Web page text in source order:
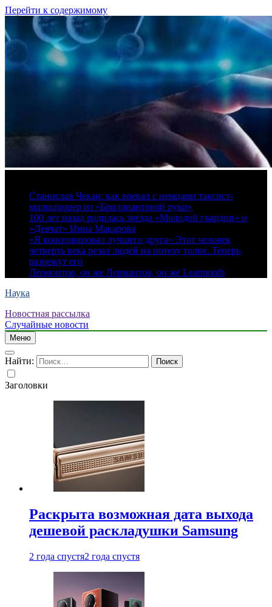
Перейти к содержимому
Станислав Чекан: как воевал с немцами таксист-
милиционер из «Бриллиантовой руки»
100 лет назад родилась звезда «Молодой гвардии» и
«Девчат» Инна Макарова
«Я консервировал лучшего друга» Этот человек
четверть века резал людей на потеху толпе. Теперь
разрежут его
Лермонтов, он же Лермантов, он же Learmonth
Наука
Новостная рассылка
Случайные новости
Меню
Найти:
Заголовки
Раскрыта возможная дата выхода
дешевой раскладушки Samsung
2 года спустя2 года спустя